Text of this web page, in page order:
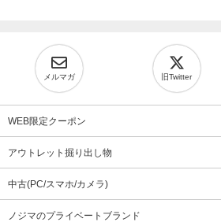
メルマガ 旧Twitter
WEB限定クーポン
アウトレット掘り出し物
中古(PC/スマホ/カメラ)
ノジマのプライベートブランド